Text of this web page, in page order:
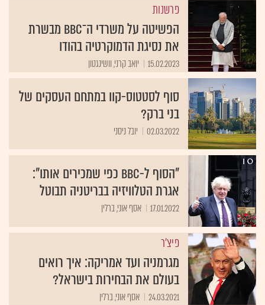
פרשנות
הפשיטה על משרדי ה־BBC מבשרת
את נסיגת הדמוקרטיה בהודו
15.02.2023 יואב קרני, וושינגטון
סוף לסטטוס-קוו במתחם העסקים של
בני ברק?
02.03.2022 יובל ניסני
"הסוף ל-BBC כפי שמכירים אותו":
אגרת הטלוויזיה בבריטניה תבוטל
17.01.2022 אסף אוני, ברלין
פיצ'ר
מגרמניה ועד אמריקה: איך רואים
בעולם את הבחירות בישראל?
24.03.2021 אסף אוני, ברלין